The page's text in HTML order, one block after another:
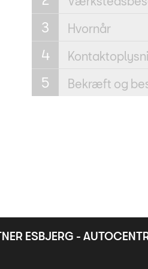
Hvornår
Bekræft og
ESBJERG -